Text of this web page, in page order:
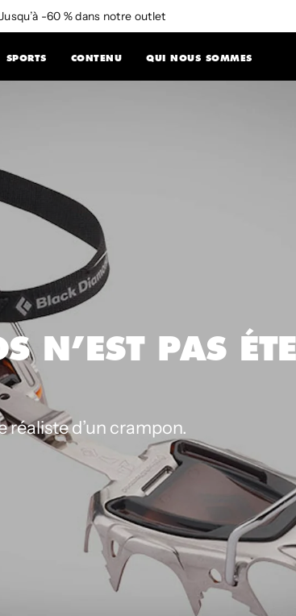
Jusqu’à -60 % dans notre outlet
SPORTS CONTENU QUI NOUS SOMMES
N’EST PAS
d’un crampon.